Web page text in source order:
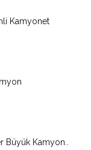
Kamyonet
Büyük Kamyon..